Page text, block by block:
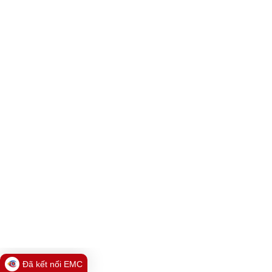
Đã kết nối EMC